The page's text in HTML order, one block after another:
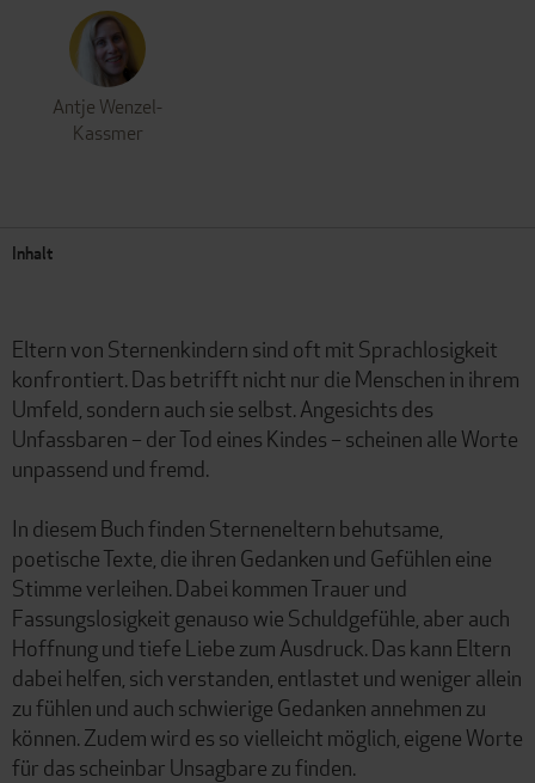
Antje Wenzel-
Kassmer
Inhalt
Eltern von Sternenkindern sind oft mit Sprachlosigkeit
konfrontiert. Das betrifft nicht nur die Menschen in ihrem
Umfeld, sondern auch sie selbst. Angesichts des
Unfassbaren – der Tod eines Kindes – scheinen alle Worte
unpassend und fremd.
In diesem Buch finden Sterneneltern behutsame,
poetische Texte, die ihren Gedanken und Gefühlen eine
Stimme verleihen. Dabei kommen Trauer und
Fassungslosigkeit genauso wie Schuldgefühle, aber auch
Hoffnung und tiefe Liebe zum Ausdruck. Das kann Eltern
dabei helfen, sich verstanden, entlastet und weniger allein
zu fühlen und auch schwierige Gedanken annehmen zu
können. Zudem wird es so vielleicht möglich, eigene Worte
für das scheinbar Unsagbare zu finden.